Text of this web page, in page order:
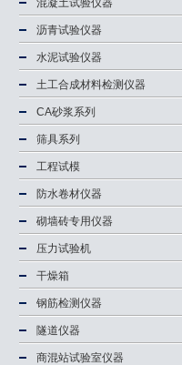
混凝土试验仪器
沥青试验仪器
水泥试验仪器
土工合成材料检测仪器
CA砂浆系列
筛具系列
工程试模
防水卷材仪器
砌墙砖专用仪器
压力试验机
干燥箱
钢筋检测仪器
隧道仪器
商混站试验室仪器